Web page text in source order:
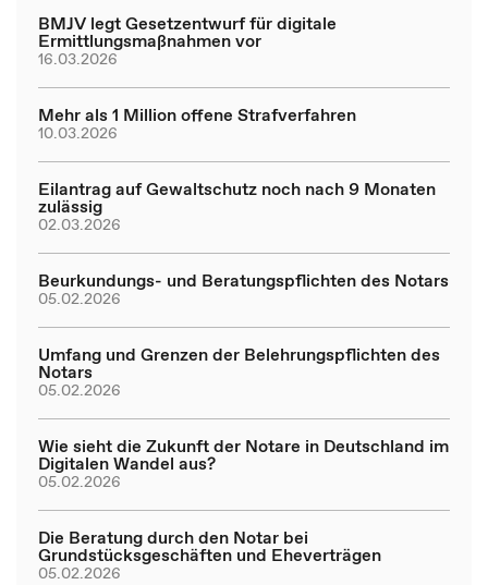
BMJV legt Gesetzentwurf für digitale
Ermittlungsmaßnahmen vor
16.03.2026
Mehr als 1 Million offene Strafverfahren
10.03.2026
Eilantrag auf Gewaltschutz noch nach 9 Monaten
zulässig
02.03.2026
Beurkundungs- und Beratungspflichten des Notars
05.02.2026
Umfang und Grenzen der Belehrungspflichten des
Notars
05.02.2026
Wie sieht die Zukunft der Notare in Deutschland im
Digitalen Wandel aus?
05.02.2026
Die Beratung durch den Notar bei
Grundstücksgeschäften und Eheverträgen
05.02.2026